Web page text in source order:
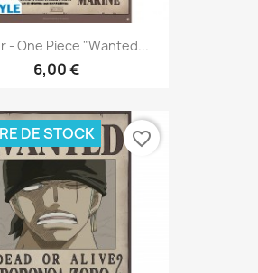
- One Piece "Wanted...
6,00 €
DE STOCK favorite_border